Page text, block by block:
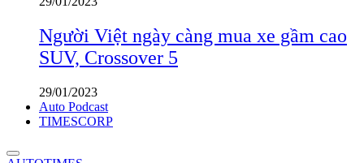
Người Việt ngày càng mua xe gầm cao
SUV, Crossover 5
29/01/2023
Auto Podcast
TIMESCORP